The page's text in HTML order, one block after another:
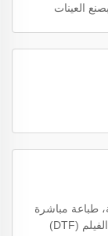
العينات
طباعة مباشرة